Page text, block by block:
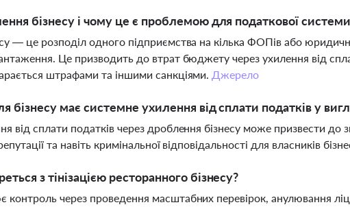
бізнесу і чому це є проблемою для податкової
— це розподіл одного підприємства на кілька ФОПів або
Це призводить до втрат бюджету через ухилення від
штрафами та іншими санкціями. Джерело
бізнесу має системне ухилення від сплати податків у
від сплати податків через дроблення бізнесу може призвести до
та навіть кримінальної відповідальності для власників
з тінізацією ресторанного бізнесу?
через проведення масштабних перевірок, анулювання